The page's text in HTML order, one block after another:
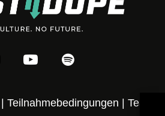
Teilnahmebedingungen Team